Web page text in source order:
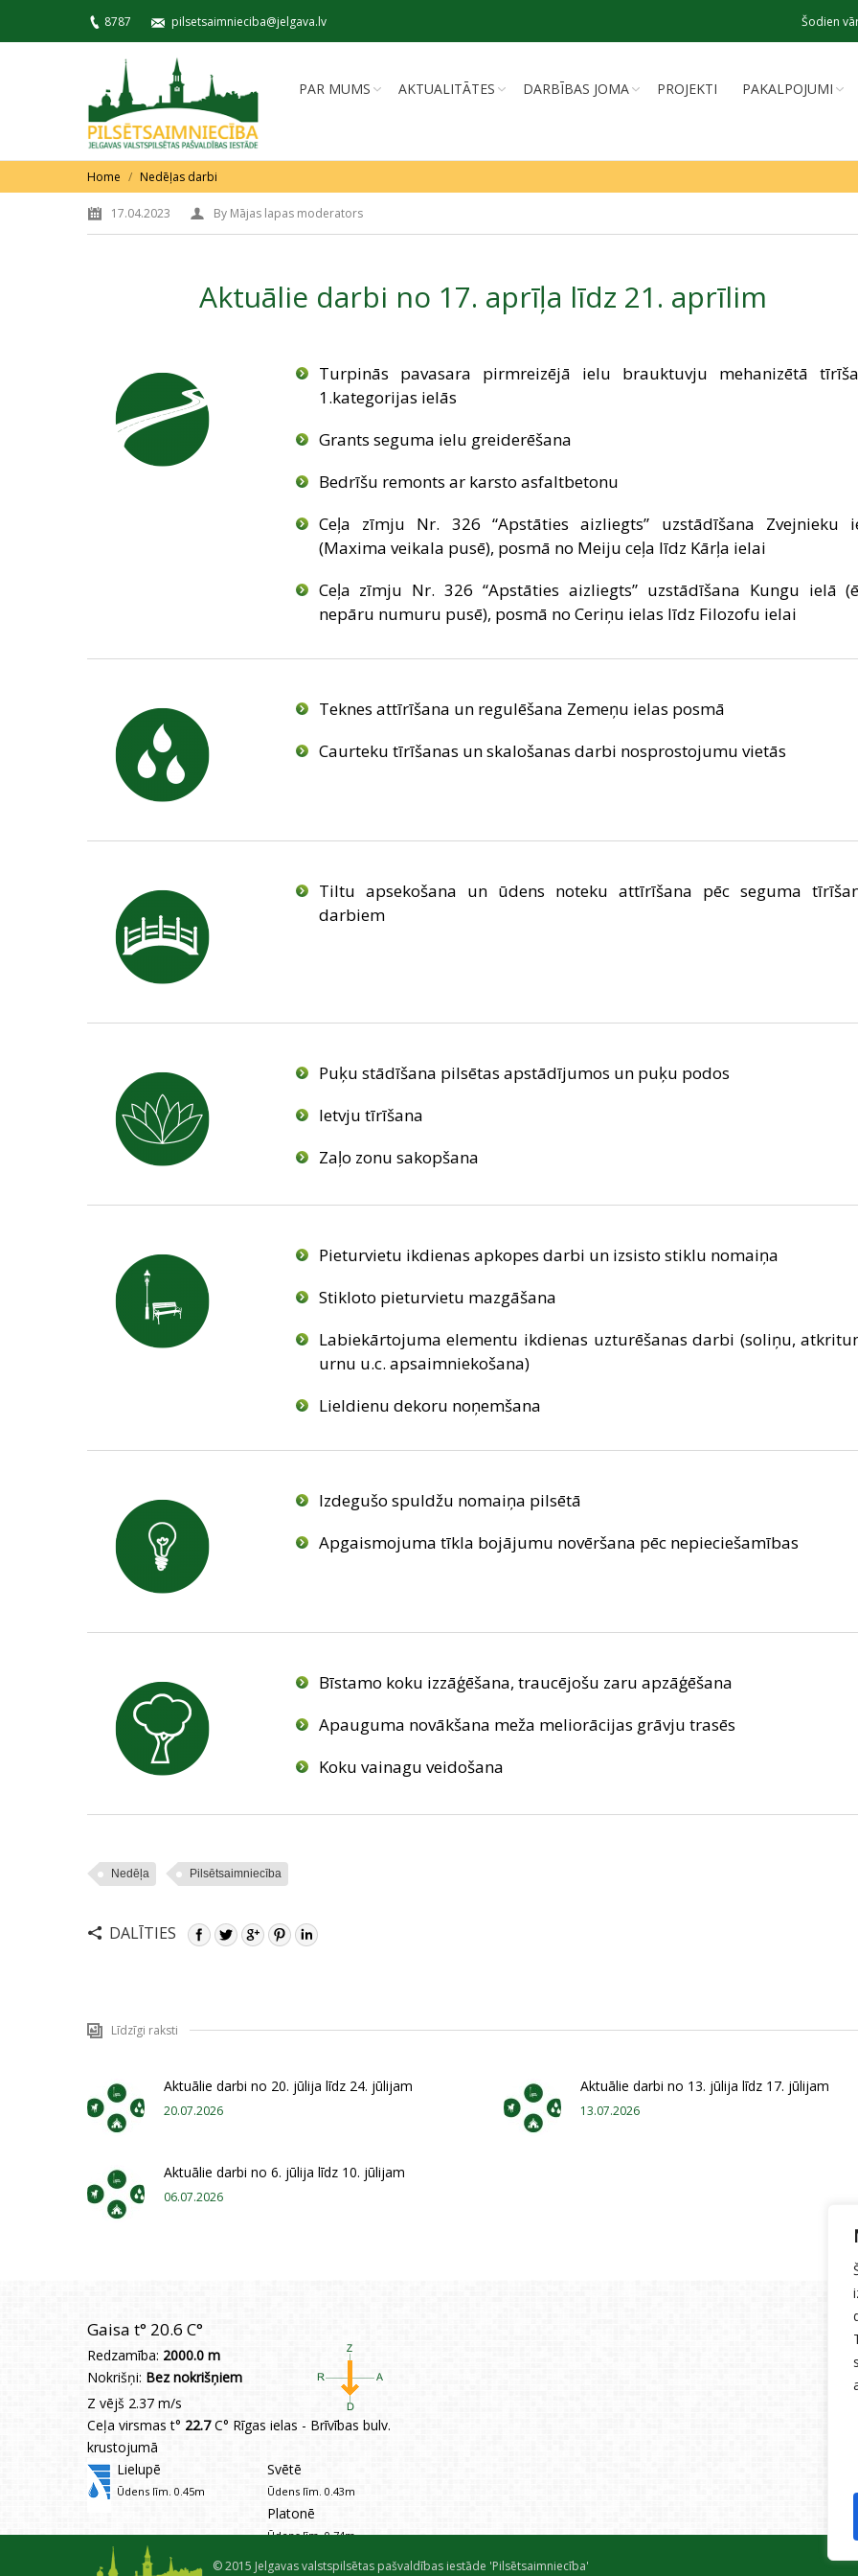
8787 pilsetsaimnieciba@jelgava.lv Šodien
PAR MUMS AKTUALITĀTES DARBĪBAS JOMA PROJEKTI PAKALPOJUMI
You are here:
Home Nedēļas darbi
17.04.2023 By Mājas lapas moderators
Aktuālie darbi no 17. aprīļa līdz 21. aprīlim
Turpinās pavasara pirmreizējā ielu brauktuvju mehanizētā
1.kategorijas ielās
Grants seguma ielu greiderēšana
Bedrīšu remonts ar karsto asfaltbetonu
Ceļa zīmju Nr. 326 “Apstāties aizliegts” uzstādīšana Zvejnieku
(Maxima veikala pusē), posmā no Meiju ceļa līdz Kārļa ielai
Ceļa zīmju Nr. 326 “Apstāties aizliegts” uzstādīšana Kungu ielā
nepāru numuru pusē), posmā no Ceriņu ielas līdz Filozofu ielai
Teknes attīrīšana un regulēšana Zemeņu ielas posmā
Caurteku tīrīšanas un skalošanas darbi nosprostojumu vietās
Tiltu apsekošana un ūdens noteku attīrīšana pēc seguma
darbiem
Puķu stādīšana pilsētas apstādījumos un puķu podos
Ietvju tīrīšana
Zaļo zonu sakopšana
Pieturvietu ikdienas apkopes darbi un izsisto stiklu nomaiņa
Stikloto pieturvietu mazgāšana
Labiekārtojuma elementu ikdienas uzturēšanas darbi (soliņu,
urnu u.c. apsaimniekošana)
Lieldienu dekoru noņemšana
Izdegušo spuldžu nomaiņa pilsētā
Apgaismojuma tīkla bojājumu novēršana pēc nepieciešamības
Bīstamo koku izzāģēšana, traucējošu zaru apzāģēšana
Apauguma novākšana meža meliorācijas grāvju trasēs
Koku vainagu veidošana
Nedēļa Pilsētsaimniecība
DALĪTIES
Līdzīgi raksti
Aktuālie darbi no 20. jūlija līdz 24. jūlijam
20.07.2026
Aktuālie darbi no 13. jūlija līdz 17. jūlijam
13.07.2026
Aktuālie darbi no 6. jūlija līdz 10. jūlijam
06.07.2026
Gaisa t° 20.6 C°
Redzamība: 2000.0 m
Nokrišņi: Bez nokrišņiem
Z vējš 2.37 m/s
Ceļa virsmas t° 22.7C° Rīgas ielas - Brīvības bulv.
krustojumā
Lielupē
Ūdens līm. 0.45m
Svētē
Ūdens līm. 0.43m
Platonē
Ūdens līm. 0.74m
mērījums 08.08.2026 12:30:00
© 2015 Jelgavas valstspilsētas pašvaldības iestāde 'Pilsētsaimniecība'